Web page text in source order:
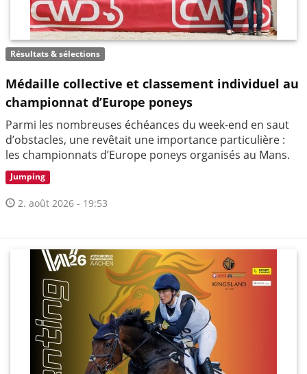
Résultats & sélections
Médaille collective et classement individuel au
championnat d’Europe poneys
Parmi les nombreuses échéances du week-end en saut
d’obstacles, une revêtait une importance particulière :
les championnats d’Europe poneys organisés au Mans.
Jumping
2. août 2026 - 19:53